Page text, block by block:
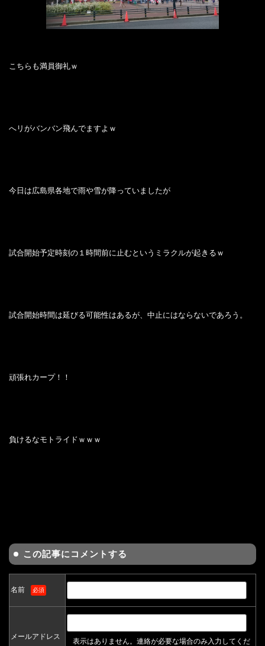
こちらも満員御礼ｗ
へリがバンバン飛んでますよｗ
今日は広島県各地で雨や雪が降っていましたが
試合開始予定時刻の１時間前に止むというミラクルが起きるｗ
試合開始時間は延びる可能性はあるが、中止にはならないであろう。
頑張れカープ！！
負けるなモトライドｗｗｗ
この記事にコメントする
名前 必須
メールアドレス
表示はありません。連絡が必要な場合のみ入力してくだ